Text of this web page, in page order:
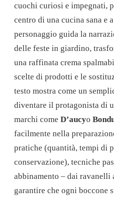
cuochi curiosi e impegnati,
centro di una cucina sana e
personaggio guida la
delle feste in giardino,
una raffinata crema
scelte di prodotti e le
testo mostra come un
diventare il protagonista di
marchi come D’aucyo
facilmente nella
pratiche (quantità, tempi di
conservazione), tecniche
abbinamento – dai ravanelli
garantire che ogni boccone